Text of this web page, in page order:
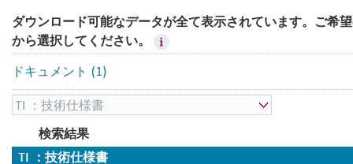
ダウンロード可能なデータが全て表示されています。ご希
から選択してください。
ドキュメント (1)
検索結果
TI ：技術仕様書